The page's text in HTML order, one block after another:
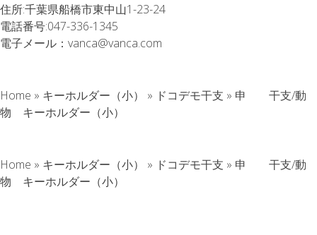
住所:千葉県船橋市東中山1-23-24
電話番号:047-336-1345
電子メール： vanca@vanca.com
Home » キーホルダー（小） » ドコデモ干支 » 申 干支/動
物 キーホルダー（小）
Home » キーホルダー（小） » ドコデモ干支 » 申 干支/動
物 キーホルダー（小）